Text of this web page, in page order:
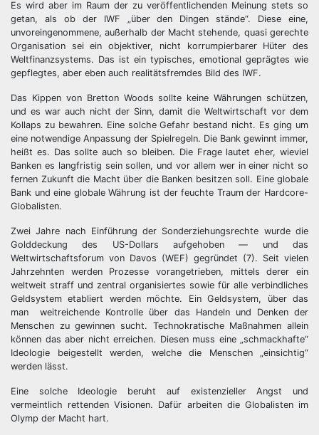
Es wird aber im Raum der zu veröffentlichenden Meinung stets so
getan, als ob der IWF „über den Dingen stände“. Diese eine,
unvoreingenommene, außerhalb der Macht stehende, quasi gerechte
Organisation sei ein objektiver, nicht korrumpierbarer Hüter des
Weltfinanzsystems. Das ist ein typisches, emotional geprägtes wie
gepflegtes, aber eben auch realitätsfremdes Bild des IWF.
Das Kippen von Bretton Woods sollte keine Währungen schützen,
und es war auch nicht der Sinn, damit die Weltwirtschaft vor dem
Kollaps zu bewahren. Eine solche Gefahr bestand nicht. Es ging um
eine notwendige Anpassung der Spielregeln. Die Bank gewinnt immer,
heißt es. Das sollte auch so bleiben. Die Frage lautet eher, wieviel
Banken es langfristig sein sollen, und vor allem wer in einer nicht so
fernen Zukunft die Macht über die Banken besitzen soll. Eine globale
Bank und eine globale Währung ist der feuchte Traum der Hardcore-
Globalisten.
Zwei Jahre nach Einführung der Sonderziehungsrechte wurde die
Golddeckung des US-Dollars aufgehoben — und das
Weltwirtschaftsforum von Davos (WEF) gegründet (7). Seit vielen
Jahrzehnten werden Prozesse vorangetrieben, mittels derer ein
weltweit straff und zentral organisiertes sowie für alle verbindliches
Geldsystem etabliert werden möchte. Ein Geldsystem, über das
man weitreichende Kontrolle über das Handeln und Denken der
Menschen zu gewinnen sucht. Technokratische Maßnahmen allein
können das aber nicht erreichen. Diesen muss eine „schmackhafte“
Ideologie beigestellt werden, welche die Menschen „einsichtig“
werden lässt.
Eine solche Ideologie beruht auf existenzieller Angst und
vermeintlich rettenden Visionen. Dafür arbeiten die Globalisten im
Olymp der Macht hart.